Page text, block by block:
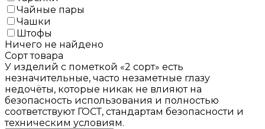
Чайные пары
Чашки
Штофы
Ничего не найдено
Сорт товара
У изделий с пометкой «2 сорт» есть
незначительные, часто незаметные глазу
недочёты, которые никак не влияют на
безопасность использования и полностью
соответствуют ГОСТ, стандартам безопасности и
техническим условиям.